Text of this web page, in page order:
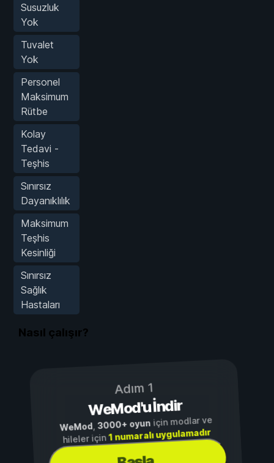
Susuzluk
Yok
Tuvalet
Yok
Personel
Maksimum
Rütbe
Kolay
Tedavi -
Teşhis
Sınırsız
Dayanıklılık
Maksimum
Teşhis
Kesinliği
Sınırsız
Sağlık
Hastaları
Nasıl çalışır?
Adım 1
WeMod'u İndir
WeMod,3000+ oyuniçin modlar ve
hileler için1 numaralı uygulamadır